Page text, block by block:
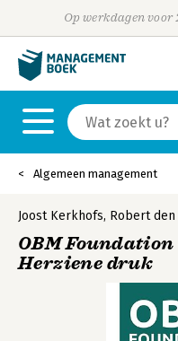
Op werkdagen voor
Algemeen management
Joost Kerkhofs, Robert
OBM
Herziene druk